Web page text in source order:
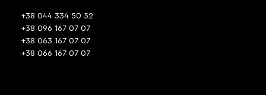
+38 044 334 50 52
+38 096 167 07 07
+38 063 167 07 07
+38 066 167 07 07